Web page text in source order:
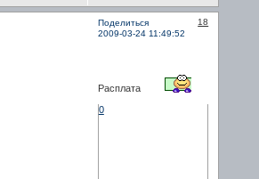
Поделиться
18
2009-03-24 11:49:52
Расплата
0